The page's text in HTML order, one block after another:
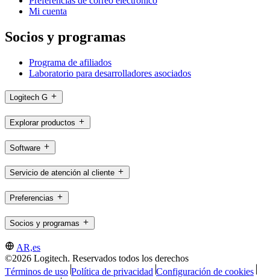
Mi cuenta
Socios y programas
Programa de afiliados
Laboratorio para desarrolladores asociados
Logitech G
Explorar productos
Software
Servicio de atención al cliente
Preferencias
Socios y programas
AR,es
©2026 Logitech. Reservados todos los derechos
Términos de uso Política de privacidad Configuración de cookies